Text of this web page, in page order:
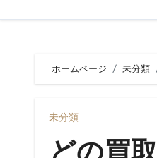
ホームページ 未分類
未分類